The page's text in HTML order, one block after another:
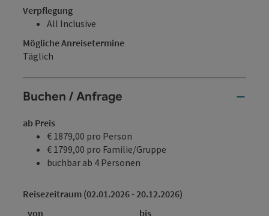
Verpflegung
All Inclusive
Mögliche Anreisetermine
Täglich
Buchen / Anfrage
ab Preis
€ 1879,00 pro Person
€ 1799,00 pro Familie/Gruppe
buchbar ab 4 Personen
Reisezeitraum (02.01.2026 - 20.12.2026)
von
bis